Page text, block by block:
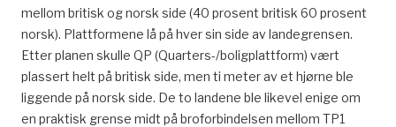
mellom britisk og norsk side (40 prosent britisk 60 prosent
norsk). Plattformene lå på hver sin side av landegrensen.
Etter planen skulle QP (Quarters-/boligplattform) vært
plassert helt på britisk side, men ti meter av et hjørne ble
liggende på norsk side. De to landene ble likevel enige om
en praktisk grense midt på broforbindelsen mellom TP1